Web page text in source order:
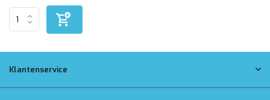
Klantenservice